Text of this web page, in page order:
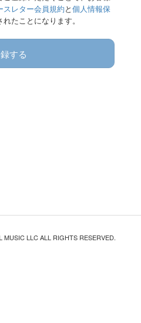
スレター会員規約と個人情報保
たことになります。
する
LLC ALL RIGHTS RESERVED.